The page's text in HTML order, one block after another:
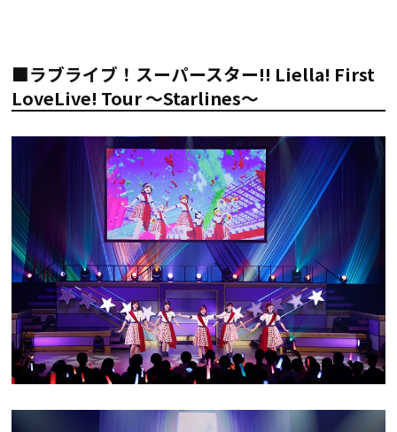
■ラブライブ！スーパースター!! Liella! First
LoveLive! Tour ～Starlines～